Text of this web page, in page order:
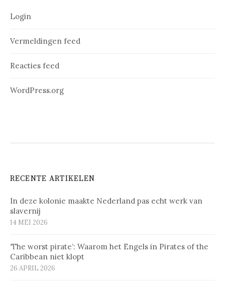
Login
Vermeldingen feed
Reacties feed
WordPress.org
RECENTE ARTIKELEN
In deze kolonie maakte Nederland pas echt werk van
slavernij
14 MEI 2026
‘The worst pirate’: Waarom het Engels in Pirates of the
Caribbean niet klopt
26 APRIL 2026